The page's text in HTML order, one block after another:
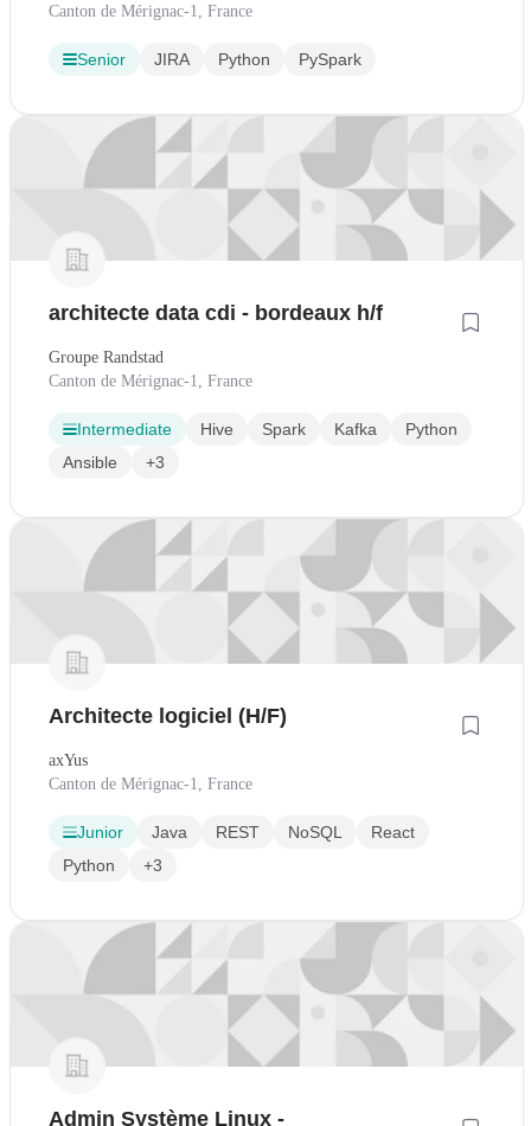
Canton de Mérignac-1, France
Senior JIRA Python PySpark
architecte data cdi - bordeaux h/f
Groupe Randstad
Canton de Mérignac-1, France
Intermediate Hive Spark Kafka
Python
Ansible
+3
Architecte logiciel (H/F)
axYus
Canton de Mérignac-1, France
Junior Java REST NoSQL
React
Python
+3
Admin Système Linux -